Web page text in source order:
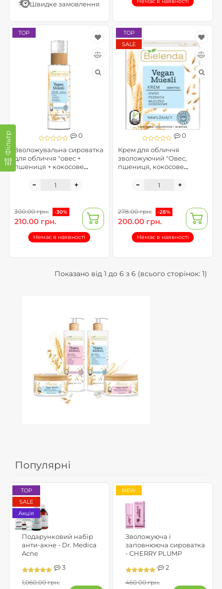
Фільтр
Швидке замовлення
0
Зволожувальна сироватка
для обличчя "овес +
пшениця + кокосове
TOP
300.00 грн. -30%
210.00 грн.
Немає в наявності
0
Крем для обличчя
зволожуючий "Овес,
пшениця, кокосове
(пом'ята упаковка)
TOP
SALE
278.00 грн. -28%
200.00 грн.
Немає в наявності
Показано від 1 до 6 з 6 (всього сторінок: 1)
Популярні
TOP
SALE
Акція
Подарунковий набір
анти-акне - Dr. Medica
Acne
3
1,060.00 грн.
NEW
Зволожуюча і
заповнююча сироватка
- CHERRY PLUMP
2
460.00 грн.